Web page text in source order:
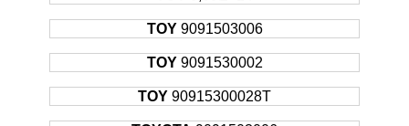
TOY 9091503006
TOY 9091530002
TOY 90915300028T